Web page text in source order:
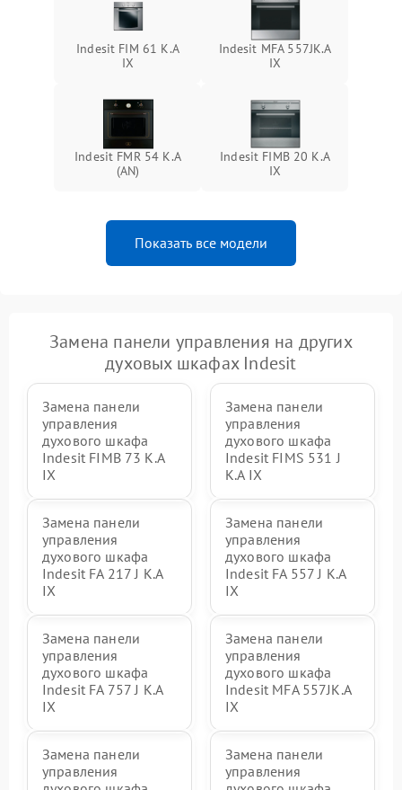
Indesit FIM 61 K.A
IX
Indesit MFA 557JK.A
IX
Indesit FMR 54 K.A
(AN)
Indesit FIMB 20 K.A
IX
Показать все модели
Замена панели управления на других
духовых шкафах Indesit
Замена панели
управления
духового шкафа
Indesit FIMB 73 K.A
IX
Замена панели
управления
духового шкафа
Indesit FIMS 531 J
K.A IX
Замена панели
управления
духового шкафа
Indesit FA 217 J K.A
IX
Замена панели
управления
духового шкафа
Indesit FA 557 J K.A
IX
Замена панели
управления
духового шкафа
Indesit FA 757 J K.A
IX
Замена панели
управления
духового шкафа
Indesit MFA 557JK.A
IX
Замена панели
управления
Замена панели
управления